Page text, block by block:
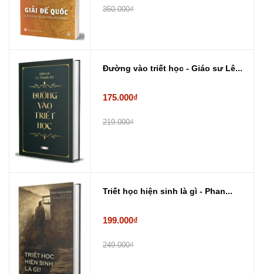
350.000₫
Đường vào triết học - Giáo sư Lê...
175.000₫
219.000₫
Triết học hiện sinh là gì - Phan...
199.000₫
249.000₫